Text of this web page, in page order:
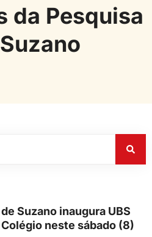
da Pesquisa
Suzano inaugura UBS
neste sábado (8)